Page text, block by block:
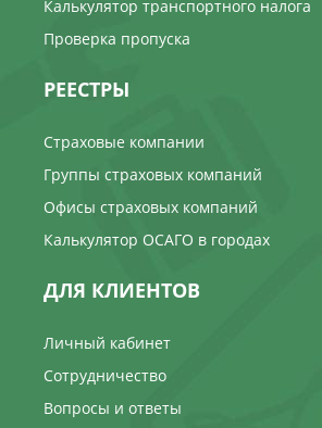
Калькулятор транспортного налога
Проверка пропуска
РЕЕСТРЫ
Страховые компании
Группы страховых компаний
Офисы страховых компаний
Калькулятор ОСАГО в городах
ДЛЯ КЛИЕНТОВ
Личный кабинет
Сотрудничество
Вопросы и ответы